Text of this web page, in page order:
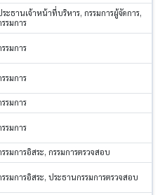
ระธานเจ้าหน้าที่บริหาร, กรรมการผู้จัดการ,
รมการ
รมการ
รมการ
รมการ
รมการ
รรมการอิสระ, กรรมการตรวจสอบ
รรมการอิสระ, ประธานกรรมการตรวจสอบ